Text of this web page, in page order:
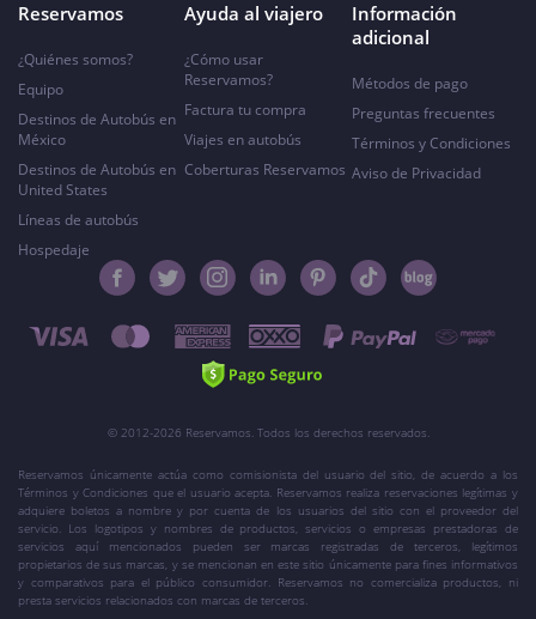
Reservamos
¿Quiénes somos?
Equipo
Destinos de Autobús en
México
Destinos de Autobús en
United States
Líneas de autobús
Hospedaje
Ayuda al viajero
¿Cómo usar
Reservamos?
Factura tu compra
Viajes en autobús
Coberturas Reservamos
Información
adicional
Métodos de pago
Preguntas frecuentes
Términos y Condiciones
Aviso de Privacidad
© 2012-2026 Reservamos. Todos los derechos reservados.
Reservamos únicamente actúa como comisionista del usuario del sitio, de acuerdo a los
Términos y Condiciones que el usuario acepta. Reservamos realiza reservaciones legítimas y
adquiere boletos a nombre y por cuenta de los usuarios del sitio con el proveedor del
servicio. Los logotipos y nombres de productos, servicios o empresas prestadoras de
servicios aquí mencionados pueden ser marcas registradas de terceros, legítimos
propietarios de sus marcas, y se mencionan en este sitio únicamente para fines informativos
y comparativos para el público consumidor. Reservamos no comercializa productos, ni
presta servicios relacionados con marcas de terceros.